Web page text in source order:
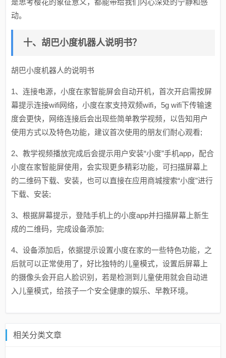
是思考樱花的象征意义，都能带给我们内心深处的宁静和感
动。
十、胡巴小度机器人说明书？
胡巴小度机器人的说明书
1、连接电源，小度在家智能屏会自动开机，首次开启需按屏
幕提示连接wifi网络，小度在家支持双频wifi，5g wifi下传输速
度会更快，网络连接后会出现些简单教学视频，以告知用户
使用方式以及特色功能，建议首次使用的朋友们耐心观看;
2、教学视频播放完成后会提示用户安装“小度”手机app，配合
小度在家智能屏使用，会实现更多精彩功能，可扫描屏幕上
的二维码下载、安装，也可以直接在应用商城搜索“小度”进行
下载、安装;
3、根据屏幕提示，登陆手机上的小度app并扫描屏幕上新生
成的二维码，完成设备添加;
4、设备添加后，依据提示设置小度在家的一些特色功能，之
后就可以正常使用了，好比独特的儿童模式，设置后屏幕上
的摄像头会开启人脸识别，若是检测到儿童使用就会自动进
入儿童模式，给孩子一个安全健康的娱乐、早教环境。
相关分类文章